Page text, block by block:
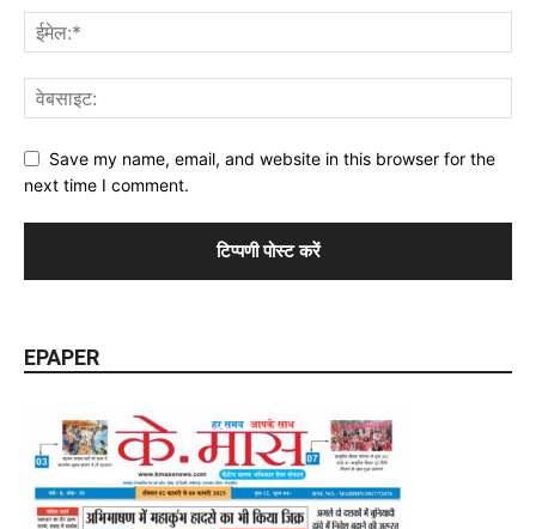
Save my name, email, and website in this browser for the
next time I comment.
EPAPER